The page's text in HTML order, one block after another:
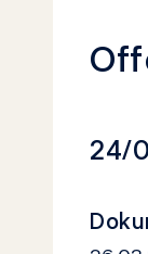
24/